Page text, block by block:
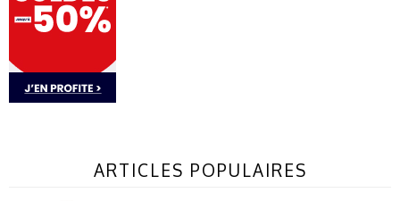
ARTICLES POPULAIRES